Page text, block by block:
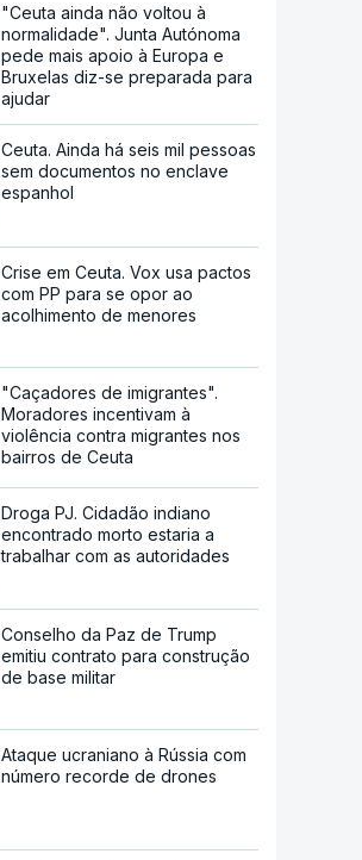
"Ceuta ainda não voltou à
normalidade". Junta Autónoma
pede mais apoio à Europa e
Bruxelas diz-se preparada para
ajudar
Ceuta. Ainda há seis mil pessoas
sem documentos no enclave
espanhol
Crise em Ceuta. Vox usa pactos
com PP para se opor ao
acolhimento de menores
"Caçadores de imigrantes".
Moradores incentivam à
violência contra migrantes nos
bairros de Ceuta
Droga PJ. Cidadão indiano
encontrado morto estaria a
trabalhar com as autoridades
Conselho da Paz de Trump
emitiu contrato para construção
de base militar
Ataque ucraniano à Rússia com
número recorde de drones